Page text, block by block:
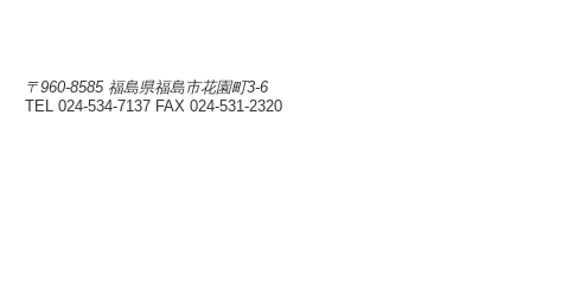
〒960-8585 福島県福島市花園町3-6
TEL 024-534-7137 FAX 024-531-2320